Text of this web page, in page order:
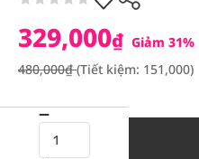
329,000₫ Giảm 31%
480,000₫(Tiết kiệm: 151,000)